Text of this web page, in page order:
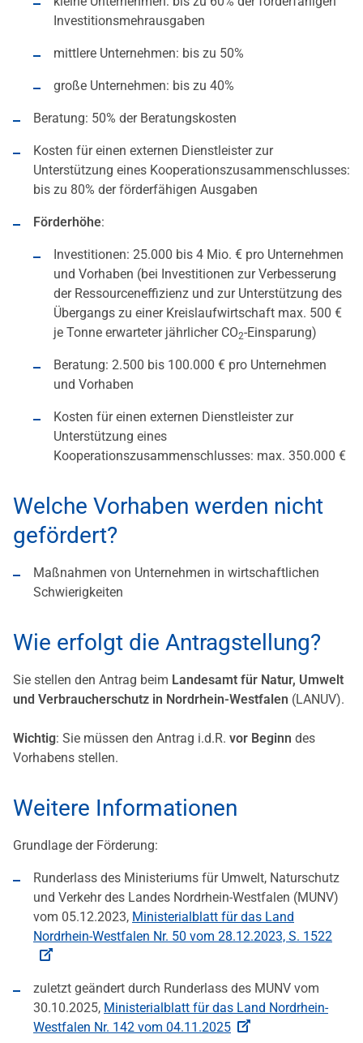
Investitionsmehrausgaben
mittlere Unternehmen: bis zu 50%
große Unternehmen: bis zu 40%
Beratung: 50% der Beratungskosten
Kosten für einen externen Dienstleister zur
Unterstützung eines Kooperationszusammenschlusses:
bis zu 80% der förderfähigen Ausgaben
Förderhöhe:
Investitionen: 25.000 bis 4 Mio. € pro Unternehmen
und Vorhaben (bei Investitionen zur Verbesserung
der Ressourceneffizienz und zur Unterstützung des
Übergangs zu einer Kreislaufwirtschaft max. 500 €
je Tonne erwarteter jährlicher CO2-Einsparung)
Beratung: 2.500 bis 100.000 € pro Unternehmen
und Vorhaben
Kosten für einen externen Dienstleister zur
Unterstützung eines
Kooperationszusammenschlusses: max. 350.000 €
Welche Vorhaben werden nicht
gefördert?
Maßnahmen von Unternehmen in wirtschaftlichen
Schwierigkeiten
Wie erfolgt die Antragstellung?
Sie stellen den Antrag beim Landesamt für Natur, Umwelt
und Verbraucherschutz in Nordrhein-Westfalen (LANUV).
Wichtig: Sie müssen den Antrag i.d.R. vor Beginn des
Vorhabens stellen.
Weitere Informationen
Grundlage der Förderung:
Runderlass des Ministeriums für Umwelt, Naturschutz
und Verkehr des Landes Nordrhein-Westfalen (MUNV)
vom 05.12.2023, Ministerialblatt für das Land
Nordrhein-Westfalen Nr. 50 vom 28.12.2023, S. 1522
zuletzt geändert durch Runderlass des MUNV vom
30.10.2025, Ministerialblatt für das Land Nordrhein-
Westfalen Nr. 142 vom 04.11.2025